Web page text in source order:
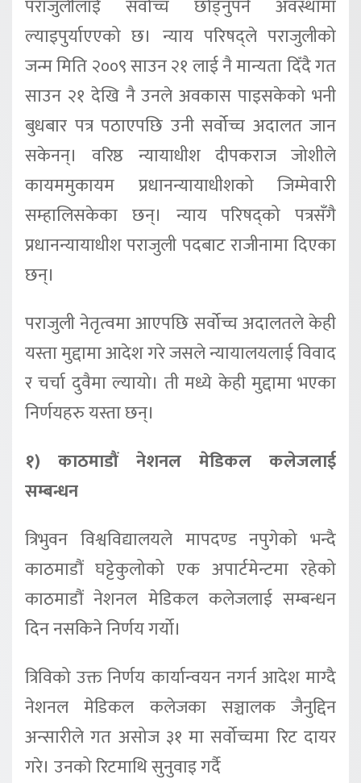
पराजुलीलाई सर्वोच्च छोड्नुपर्ने अवस्थामा
ल्याइपुर्याएएको छ। न्याय परिषद्‌ले पराजुलीको
जन्म मिति २००९ साउन २१ लाई नै मान्यता दिँदै गत
साउन २१ देखि नै उनले अवकास पाइसकेको भनी
बुधबार पत्र पठाएपछि उनी सर्वोच्च अदालत जान
सकेनन्। वरिष्ठ न्यायाधीश दीपकराज जोशीले
कायममुकायम प्रधानन्यायाधीशको जिम्मेवारी
सम्हालिसकेका छन्। न्याय परिषद्‌को पत्रसँगै
प्रधानन्यायाधीश पराजुली पदबाट राजीनामा दिएका
छन्।
पराजुली नेतृत्वमा आएपछि सर्वोच्च अदालतले केही
यस्ता मुद्दामा आदेश गरे जसले न्यायालयलाई विवाद
र चर्चा दुवैमा ल्यायो। ती मध्ये केही मुद्दामा भएका
निर्णयहरु यस्ता छन्।
१) काठमाडौं नेशनल मेडिकल कलेजलाई
सम्बन्धन
त्रिभुवन विश्वविद्यालयले मापदण्ड नपुगेको भन्दै
काठमाडौं घट्टेकुलोको एक अपार्टमेन्टमा रहेको
काठमाडौं नेशनल मेडिकल कलेजलाई सम्बन्धन
दिन नसकिने निर्णय गर्यो।
त्रिविको उक्त निर्णय कार्यान्वयन नगर्न आदेश माग्दै
नेशनल मेडिकल कलेजका सञ्चालक जैनुद्दिन
अन्सारीले गत असोज ३१ मा सर्वोच्चमा रिट दायर
गरे। उनको रिटमाथि सुनुवाइ गर्दै